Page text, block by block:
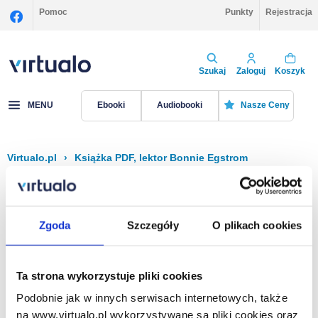
Zgoda Szczegóły O plikach cookies
Ta strona wykorzystuje pliki cookies
Podobnie jak w innych serwisach internetowych, także
na www.virtualo.pl wykorzystywane są pliki cookies oraz
Pomoc Punkty Rejestracja
Szukaj Zaloguj Koszyk
MENU Ebooki Audiobooki Nasze Ceny
Virtualo.pl › Książka PDF, lektor Bonnie Egstrom
Filtruj Sortuj
Na stronie